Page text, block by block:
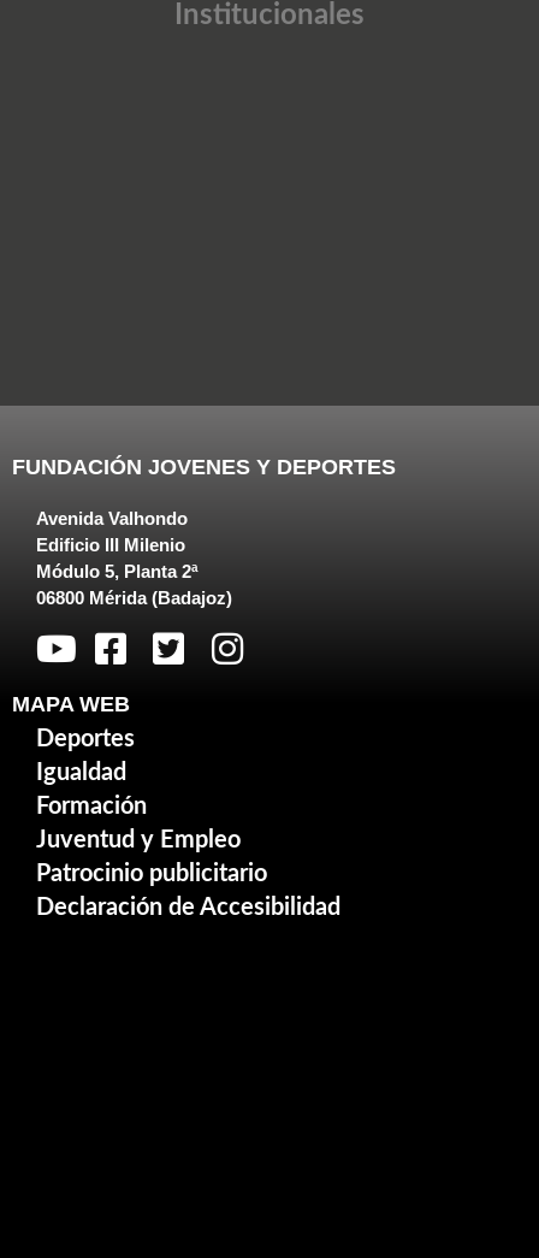
Institucionales
FUNDACIÓN JOVENES Y DEPORTES
Avenida Valhondo
Edificio III Milenio
Módulo 5, Planta 2ª
06800 Mérida (Badajoz)
MAPA WEB
Deportes
Igualdad
Formación
Juventud y Empleo
Patrocinio publicitario
Declaración de Accesibilidad